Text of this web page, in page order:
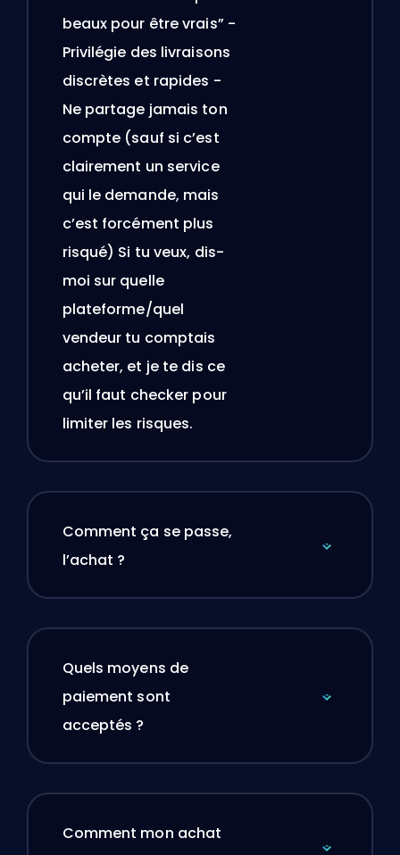
beaux pour être vrais” -
Privilégie des livraisons
discrètes et rapides -
Ne partage jamais ton
compte (sauf si c’est
clairement un service
qui le demande, mais
c’est forcément plus
risqué) Si tu veux, dis-
moi sur quelle
plateforme/quel
vendeur tu comptais
acheter, et je te dis ce
qu’il faut checker pour
limiter les risques.
Comment ça se passe,
l’achat ?
Quels moyens de
paiement sont
acceptés ?
Comment mon achat